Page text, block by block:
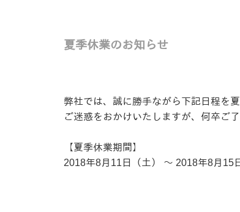
夏季休業のお知らせ
弊社では、誠に勝手ながら下記日程を
ご迷惑をおかけいたしますが、何卒ご
【夏季休業期間】
2018年8月11日（土） ～ 2018年8月15